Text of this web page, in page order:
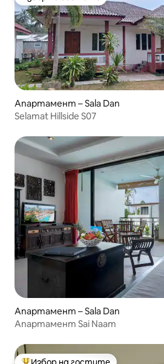
Апартамент – Sala Dan
Selamat Hillside S07
Апартамент – Sala Dan
Апартамент Sai Naam